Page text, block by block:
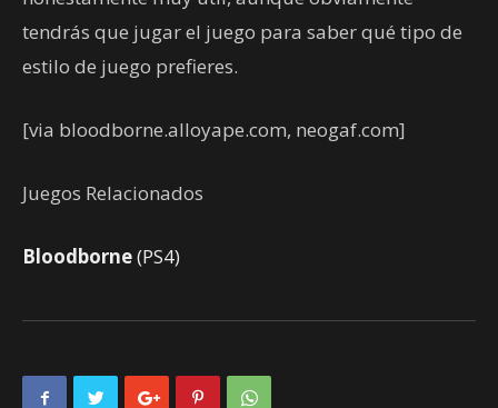
tendrás que jugar el juego para saber qué tipo de
estilo de juego prefieres.
[via bloodborne.alloyape.com, neogaf.com]
Juegos Relacionados
Bloodborne(PS4)